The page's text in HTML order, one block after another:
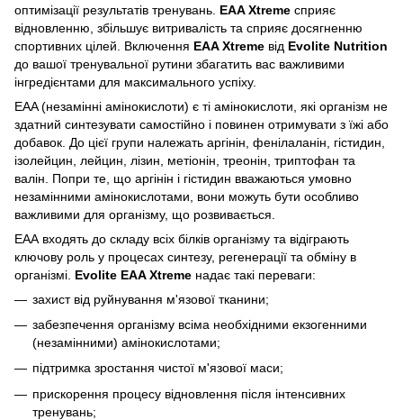
оптимізації результатів тренувань. EAA Xtreme сприяє
відновленню, збільшує витривалість та сприяє досягненню
спортивних цілей. Включення EAA Xtreme від Evolite Nutrition
до вашої тренувальної рутини збагатить вас важливими
інгредієнтами для максимального успіху.
EAA (незамінні амінокислоти) є ті амінокислоти, які організм не
здатний синтезувати самостійно і повинен отримувати з їжі або
добавок. До цієї групи належать аргінін, фенілаланін, гістидин,
ізолейцин, лейцин, лізин, метіонін, треонін, триптофан та
валін. Попри те, що аргінін і гістидин вважаються умовно
незамінними амінокислотами, вони можуть бути особливо
важливими для організму, що розвивається.
ЕАА входять до складу всіх білків організму та відіграють
ключову роль у процесах синтезу, регенерації та обміну в
організмі. Evolite EAA Xtreme надає такі переваги:
захист від руйнування м'язової тканини;
забезпечення організму всіма необхідними екзогенними
(незамінними) амінокислотами;
підтримка зростання чистої м'язової маси;
прискорення процесу відновлення після інтенсивних
тренувань;